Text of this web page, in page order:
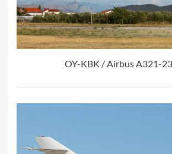
OY-KBK / Airbus A321-